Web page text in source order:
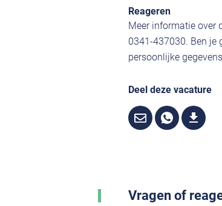
Reageren
Meer informatie over
0341-437030. Ben je
persoonlijke
Deel deze vacature
Vragen of